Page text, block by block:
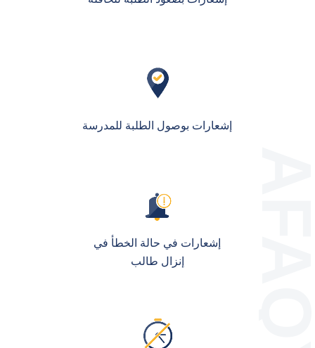
إشعارات بوصول الطلبة للمدرسة
إشعارات في حالة الخطأ في
إنزال طالب